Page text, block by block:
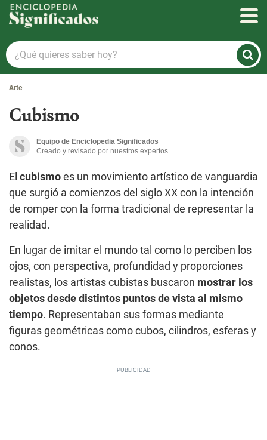
Enciclopedia Significados
¿Qué
quieres
saber
hoy?
Arte
Cubismo
Equipo de Enciclopedia Significados
Creado y revisado por nuestros expertos
El cubismo es un movimiento artístico de vanguardia
que surgió a comienzos del siglo XX con la intención
de romper con la forma tradicional de representar la
realidad.
En lugar de imitar el mundo tal como lo perciben los
ojos, con perspectiva, profundidad y proporciones
realistas, los artistas cubistas buscaron mostrar los
objetos desde distintos puntos de vista al mismo
tiempo. Representaban sus formas mediante
figuras geométricas como cubos, cilindros, esferas y
conos.